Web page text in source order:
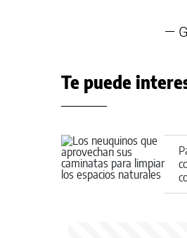
—
Te puede